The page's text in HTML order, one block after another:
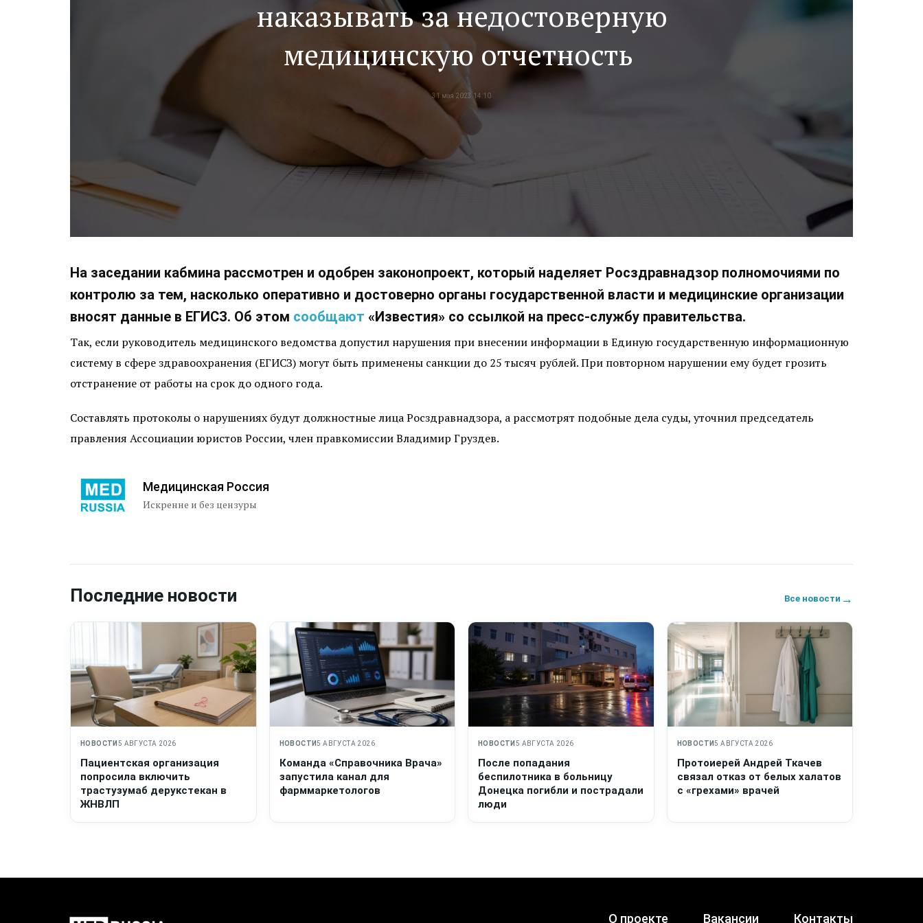
наказывать за недостоверную
медицинскую отчетность
31 мая 2023 14:10
На заседании кабмина рассмотрен и одобрен законопроект, который наделяет Росздравнадзор полномочиями по
контролю за тем, насколько оперативно и достоверно органы государственной власти и медицинские организации
вносят данные в ЕГИСЗ. Об этом сообщают «Известия» со ссылкой на пресс-службу правительства.
Так, если руководитель медицинского ведомства допустил нарушения при внесении информации в Единую государственную информационную
систему в сфере здравоохранения (ЕГИСЗ) могут быть применены санкции до 25 тысяч рублей. При повторном нарушении ему будет грозить
отстранение от работы на срок до одного года.
Составлять протоколы о нарушениях будут должностные лица Росздравнадзора, а рассмотрят подобные дела суды, уточнил председатель
правления Ассоциации юристов России, член правкомиссии Владимир Груздев.
Медицинская Россия
Искренне и без цензуры
Последние новости Все новости →
НОВОСТИ 5 АВГУСТА 2026
Пациентская организация
попросила включить
трастузумаб дерукстекан в
ЖНВЛП
НОВОСТИ5 АВГУСТА 2026
Команда «Справочника Врача»
запустила канал для
фарммаркетологов
НОВОСТИ 5 АВГУСТА 2026
После попадания
беспилотника в больницу
Донецка погибли и пострадали
люди
НОВОСТИ5 АВГУСТА 2026
Протоиерей Андрей Ткачев
связал отказ от белых халатов
с «грехами» врачей
О проекте Вакансии Контакты